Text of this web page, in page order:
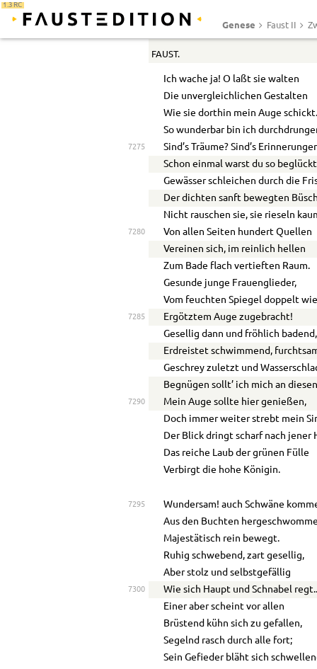
1.3 RC
Genese Faust II
Wir flüstern dir zu.
FAUST.
Ich wache ja! O laßt sie walten
Die unvergleichlichen Gestalten
Wie sie dorthin mein Auge
So wunderbar bin ich
7275
Sind’s Träume? Sind’s
Schon einmal warst du so
Gewässer schleichen durch die
Der dichten sanft bewegten
Nicht rauschen sie, sie rieseln
7280
Von allen Seiten hundert Quellen
Vereinen sich, im reinlich hellen
Zum Bade flach vertieften Raum.
Gesunde junge Frauenglieder,
Vom feuchten Spiegel doppelt
7285
Ergötztem Auge zugebracht!
Gesellig dann und fröhlich badend,
Erdreistet schwimmend,
Geschrey zuletzt und
Begnügen sollt’ ich mich an
7290
Mein Auge sollte hier genießen,
Doch immer weiter strebt mein
Der Blick dringt scharf nach jener
Das reiche Laub der grünen Fülle
Verbirgt die hohe Königin.
7295
Wundersam! auch Schwäne
Aus den Buchten
Majestätisch rein bewegt.
Ruhig schwebend, zart gesellig,
Aber stolz und selbstgefällig
7300 Wie sich Haupt und Schnabel regt
Einer aber scheint vor allen
Brüstend kühn sich zu gefallen,
Segelnd rasch durch alle fort;
Sein Gefieder bläht sich